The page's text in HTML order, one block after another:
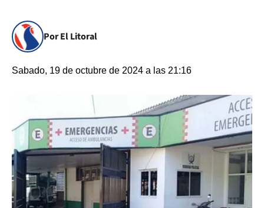
Por El Litoral
Sabado, 19 de octubre de 2024 a las 21:16